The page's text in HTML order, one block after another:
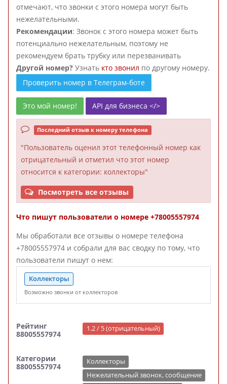
отмечают, что звонки с этого номера могут быть
нежелательными.
Рекомендации: Звонок с этого номера может быть
потенциально нежелательным, поэтому не
рекомендуем брать трубку или перезванивать
Другой номер? Узнать кто звонил по другому номеру.
Проверить номер в Телеграм-боте
Это мой номер! API для бизнеса </>
Последний отзыв к номеру телефона
"Пользователь оценил этот телефонный номер как
отрицательный и отметил что этот номер
относится к категории: коллекторы"
Посмотреть все отзывы
Что пишут пользователи о номере +78005557974
Мы обработали все отзывы о номере телефона
+78005557974 и собрали для вас сводку по тому, что
пользователи пишут о нем:
Коллекторы
Возможно звонки от коллекторов
Рейтинг
88005557974
1.2 / 5 (отрицательный)
Категории
88005557974
Коллекторы
Нежелательный звонок, сообщение